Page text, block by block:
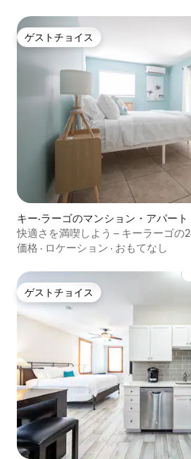
ゲストチョイス
ゲストチョイス
キー·ラーゴのマンション・アパート
快適さを満喫しよう – キーラーゴの
価格 · ロケーション · おもてなし
ゲストチョイス
ゲストチョイス